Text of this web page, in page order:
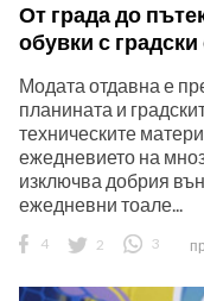
От града до
обувки с градски
Модата отдавна е
планината и
техническите
ежедневието на
изключва добрия
ежедневни тоале...
4 2 3